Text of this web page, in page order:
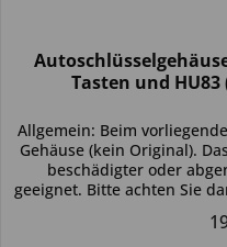
Tasten und
Allgemein: Beim
Gehäuse (kein Original).
beschädigter oder
geeignet. Bitte achten Sie